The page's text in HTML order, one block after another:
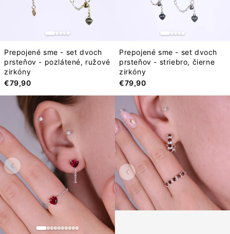
Prepojené sme - set dvoch
prsteňov - pozlátené, ružové
zirkóny
€79,90
Prepojené sme - set dvoch
prsteňov - striebro, čierne
zirkóny
€79,90